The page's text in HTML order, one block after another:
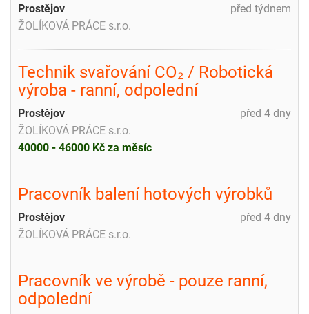
před týdnem
Prostějov
ŽOLÍKOVÁ PRÁCE s.r.o.
Technik svařování CO₂ / Robotická
výroba - ranní, odpolední
před 4 dny
Prostějov
ŽOLÍKOVÁ PRÁCE s.r.o.
40000 - 46000 Kč za měsíc
Pracovník balení hotových výrobků
před 4 dny
Prostějov
ŽOLÍKOVÁ PRÁCE s.r.o.
Pracovník ve výrobě - pouze ranní,
odpolední